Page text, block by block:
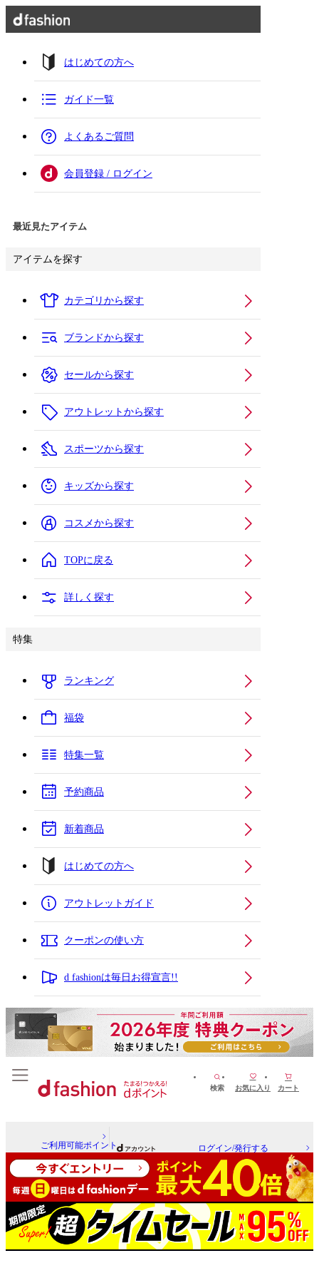
はじめての方へ
ガイド一覧
よくあるご質問
会員登録 / ログイン
最近見たアイテム
アイテムを探す
カテゴリから探す
ブランドから探す
セールから探す
アウトレットから探す
スポーツから探す
キッズから探す
コスメから探す
TOPに戻る
詳しく探す
特集
ランキング
福袋
特集一覧
予約商品
新着商品
はじめての方へ
アウトレットガイド
クーポンの使い方
d fashionは毎日お得宣言!!
検索 お気に入り カート
ご利用可能ポイント ログイン/発行する